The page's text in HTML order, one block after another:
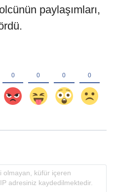
paylaşımları,